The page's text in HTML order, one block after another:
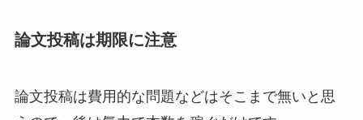
論文投稿は期限に注意
論文投稿は費用的な問題などはそこまで無いと思